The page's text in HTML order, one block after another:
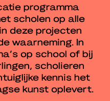
programma
scholen op alle
deze projecten
waarneming. In
op school of bij
scholieren
kennis het
kunst oplevert.